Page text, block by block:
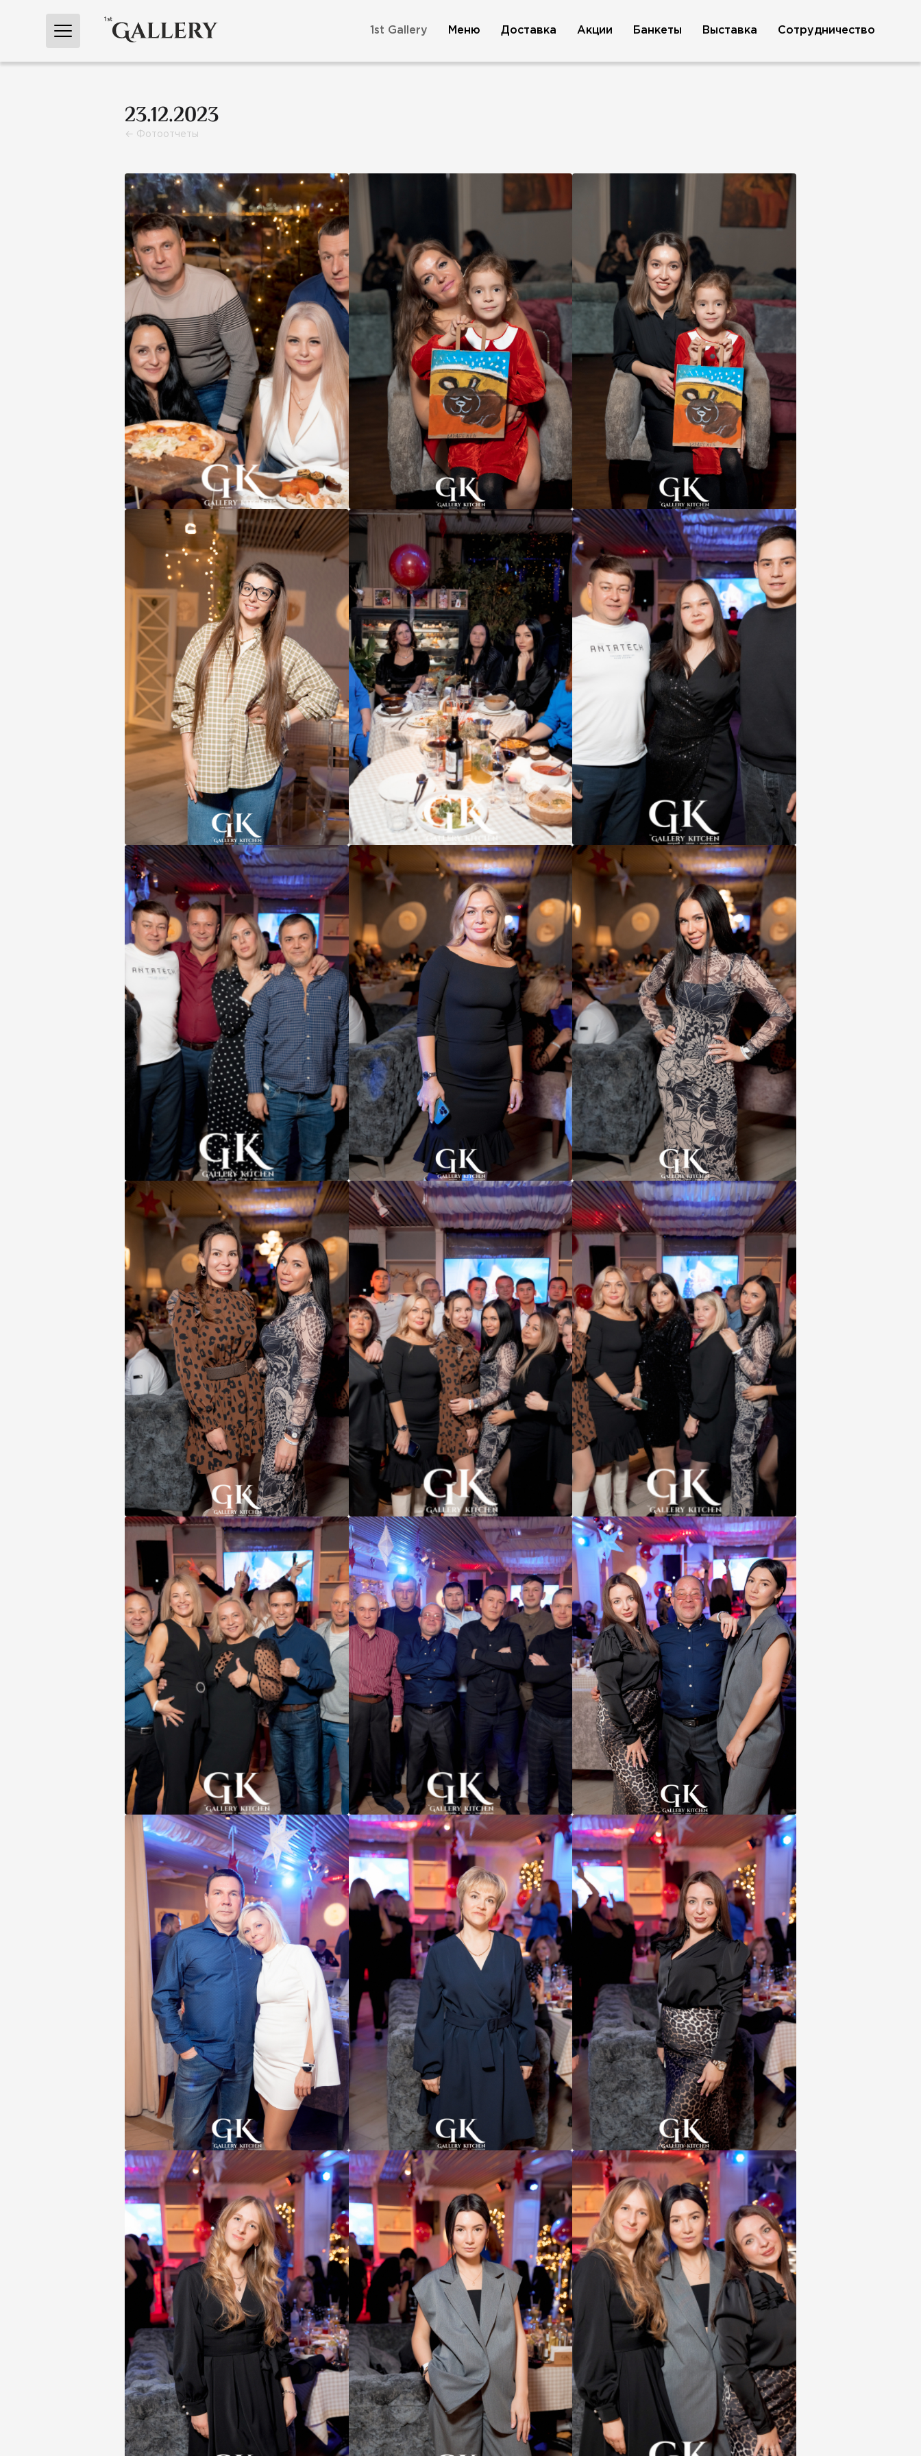
23.12.2023
← Фотоотчеты
1st Gallery Выставка
Доставка Сотрудничество
Меню Акции Банкеты